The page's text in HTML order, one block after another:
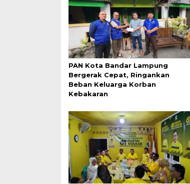
PAN Kota Bandar Lampung
Bergerak Cepat, Ringankan
Beban Keluarga Korban
Kebakaran